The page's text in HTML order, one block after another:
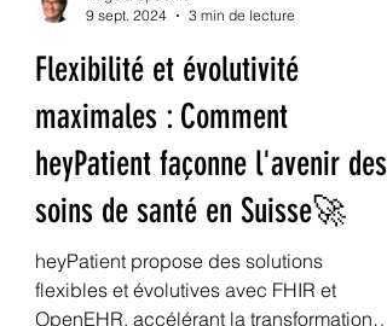
Regula Spuehler
9 sept. 2024
3 min de lecture
Flexibilité et évolutivité
maximales : Comment
heyPatient façonne l'avenir des
soins de santé en Suisse🚀